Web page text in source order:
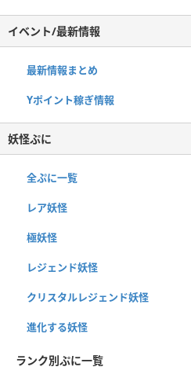
イベント/最新情報
最新情報まとめ
Yポイント稼ぎ情報
妖怪ぷに
全ぷに一覧
レア妖怪
極妖怪
レジェンド妖怪
クリスタルレジェンド妖怪
進化する妖怪
ランク別ぷに一覧